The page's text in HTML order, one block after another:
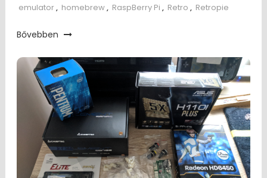
emulator, homebrew, RaspBerry Pi , Retro , Retropie
Bővebben